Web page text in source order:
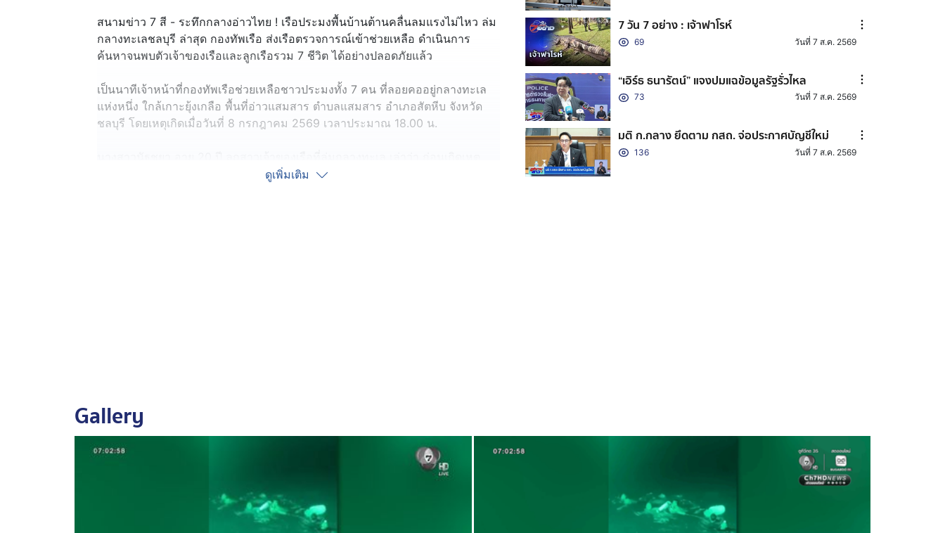
สนามข่าว 7 สี - ระทึกกลางอ่าวไทย ! เรือประมงพื้นบ้านต้านคลื่นลมแรงไม่ไหว ล่ม
กลางทะเลชลบุรี ล่าสุด กองทัพเรือ ส่งเรือตรวจการณ์เข้าช่วยเหลือ ดำเนินการ
ค้นหาจนพบตัวเจ้าของเรือและลูกเรือรวม 7 ชีวิต ได้อย่างปลอดภัยแล้ว
เป็นนาทีเจ้าหน้าที่กองทัพเรือช่วยเหลือชาวประมงทั้ง 7 คน ที่ลอยคออยู่กลางทะเล
แห่งหนึ่ง ใกล้เกาะยุ้งเกลือ พื้นที่อ่าวแสมสาร ตำบลแสมสาร อำเภอสัตหีบ จังหวัด
ชลบุรี โดยเหตุเกิดเมื่อวันที่ 8 กรกฎาคม 2569 เวลาประมาณ 18.00 น.
นายจักรี อายุ 49 ปี ซึ่งเป็นเจ้าของเรือประมงที่ล่มกลางทะเล และเป็นพ่อของเธอนั้น
หลีกเลี่ยงการนำเรือออกจากฝั่งในระยะนี้
ดูเพิ่มเติม
7 วัน 7 อย่าง : เจ้าฟาโรห์
69 วันที่ 7 ส.ค. 2569
“เอิร์ธ ธนารัตน์” แจงปมแฉข้อมูลรัฐรั่วไหล
73 วันที่ 7 ส.ค. 2569
มติ ก.กลาง ยึดตาม กสถ. จ่อประกาศบัญชีใหม่
136 วันที่ 7 ส.ค. 2569
Gallery